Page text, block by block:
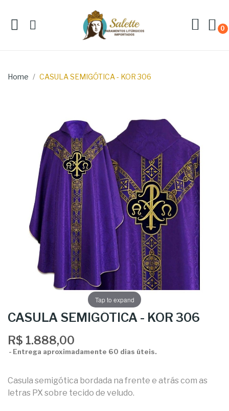
0
Home CASULA SEMIGÓTICA - KOR 306
Tap to expand
CASULA SEMIGÓTICA - KOR 306
R$ 1.888,00
Entrega aproximadamente 60 dias úteis.
Casula semigótica bordada na frente e atrás com as
letras PXsobre tecido de veludo.